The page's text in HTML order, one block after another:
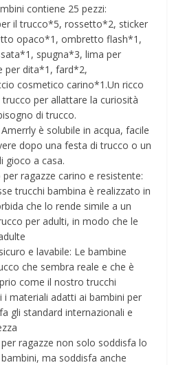
contiene 25 pezzi:
il trucco*5, rossetto*2, sticker
opaco*1, ombretto flash*1,
spugna*3, lima per
per dita*1, fard*2,
cosmetico carino*1.Un ricco
per allattare la curiosità
di trucco.
è solubile in acqua, facile
dopo una festa di trucco o un
gioco a casa.
ragazze carino e resistente:
trucchi bambina è realizzato in
che lo rende simile a un
per adulti, in modo che le
e lavabile: Le bambine
che sembra reale e che è
come il nostro trucchi
i materiali adatti ai bambini per
gli standard internazionali e
ragazze non solo soddisfa lo
ma soddisfa anche